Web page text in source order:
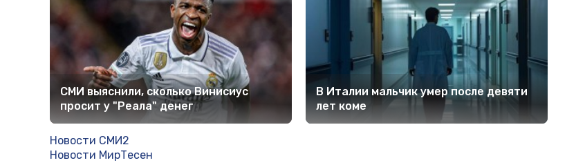
СМИ выяснили, сколько Винисиус
просит у "Реала" денег
В Италии мальчик умер после девяти
лет коме
Новости СМИ2
Новости МирТесен